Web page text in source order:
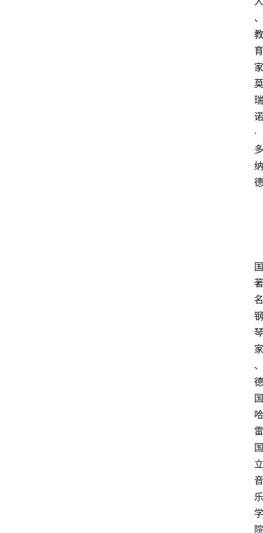
、
教
育
家
莫
瑞
诺
·
多
纳
德
国
著
名
钢
琴
家
、
德
国
哈
雷
国
立
音
乐
学
院